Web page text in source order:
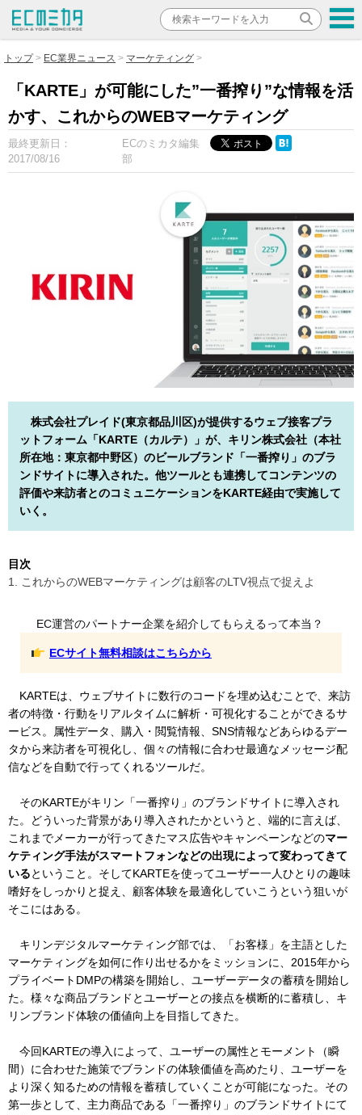
トップ EC業界ニュース マーケティング
「KARTE」が可能にした”一番搾り”な情報を活
かす、これからのWEBマーケティング
最終更新日：
2017/08/16
ECのミカタ編集
部
株式会社プレイド(東京都品川区)が提供するウェブ接客プラ
ットフォーム「KARTE（カルテ）」が、キリン株式会社（本社
所在地：東京都中野区）のビールブランド「一番搾り」のブラ
ンドサイトに導入された。他ツールとも連携してコンテンツの
評価や来訪者とのコミュニケーションをKARTE経由で実施して
いく。
目次
1. これからのWEBマーケティングは顧客のLTV視点で捉えよ
EC運営のパートナー企業を紹介してもらえるって本当？
ECサイト無料相談はこちらから
KARTEは、ウェブサイトに数行のコードを埋め込むことで、来訪
者の特徴・行動をリアルタイムに解析・可視化することができるサ
ービス。属性データ、購入・閲覧情報、SNS情報などあらゆるデー
タから来訪者を可視化し、個々の情報に合わせ最適なメッセージ配
信などを自動で行ってくれるツールだ。
そのKARTEがキリン「一番搾り」のブランドサイトに導入され
た。どういった背景があり導入されたかというと、端的に言えば、
これまでメーカーが行ってきたマス広告やキャンペーンなどのマー
ケティング手法がスマートフォンなどの出現によって変わってきて
いるということ。そしてKARTEを使ってユーザー一人ひとりの趣味
嗜好をしっかりと捉え、顧客体験を最適化していこうという狙いが
そこにはある。
キリンデジタルマーケティング部では、「お客様」を主語とした
マーケティングを如何に作り出せるかをミッションに、2015年から
プライベートDMPの構築を開始し、ユーザーデータの蓄積を開始し
た。様々な商品ブランドとユーザーとの接点を横断的に蓄積し、キ
リンブランド体験の価値向上を目指してきた。
今回KARTEの導入によって、ユーザーの属性とモーメント（瞬
間）に合わせた施策でブランドの体験価値を高めたり、ユーザーを
より深く知るための情報を蓄積していくことが可能になった。その
第一歩として、主力商品である「一番搾り」のブランドサイトにて